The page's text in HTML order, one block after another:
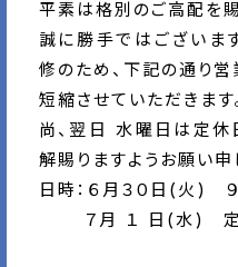
平素は格別のご高配を賜
誠に勝手ではござい
修のため、下記の通り営
短縮させていただきます
尚、翌日 水曜日は定休
解賜りますようお願い申
日時：６月３０日(火) ９
７月 １ 日(水) 定